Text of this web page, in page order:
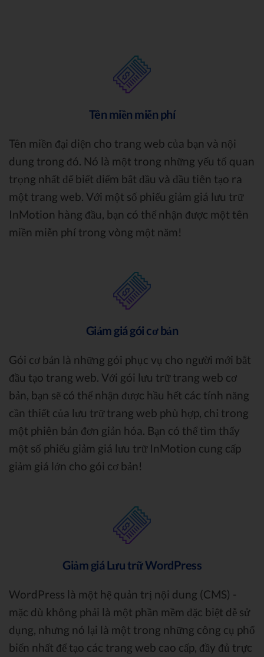
Tên miền miễn phí
Tên miền đại diện cho trang web của bạn và nội
dung trong đó. Nó là một trong những yếu tố quan
trọng nhất để biết điểm bắt đầu và đầu tiên tạo ra
một trang web. Với một số phiếu giảm giá lưu trữ
InMotion hàng đầu, bạn có thể nhận được một tên
miền miễn phí trong vòng một năm!
Giảm giá gói cơ bản
Gói cơ bản là những gói phục vụ cho người mới bắt
đầu tạo trang web. Với gói lưu trữ trang web cơ
bản, bạn sẽ có thể nhận được hầu hết các tính năng
cần thiết của lưu trữ trang web phù hợp, chỉ trong
một phiên bản đơn giản hóa. Bạn có thể tìm thấy
một số phiếu giảm giá lưu trữ InMotion cung cấp
giảm giá lớn cho gói cơ bản!
Giảm giá Lưu trữ WordPress
WordPress là một hệ quản trị nội dung (CMS) -
mặc dù không phải là một phần mềm đặc biệt dễ sử
dụng, nhưng nó lại là một trong những công cụ phổ
biến nhất để tạo các trang web cao cấp, đầy đủ trực